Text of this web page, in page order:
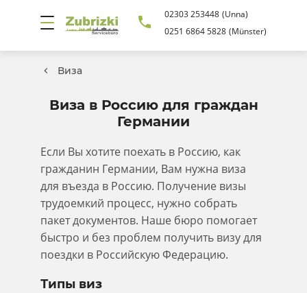
02303 253448 (Unna)
0251 6864 5828 (Münster)
Виза
Виза в Россию для граждан
Германии
Если Вы хотите поехать в Россию, как
гражданин Германии, Вам нужна виза
для въезда в Россию. Получение визы
трудоемкий процесс, нужно собрать
пакет документов. Наше бюро помогает
быстро и без проблем получить визу для
поездки в Российскую Федерацию.
Типы виз